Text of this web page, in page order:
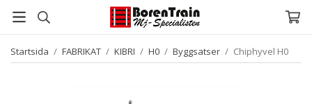
Startsida / FABRIKAT / KIBRI / H0 / Byggsatser / Chiphyvel H0